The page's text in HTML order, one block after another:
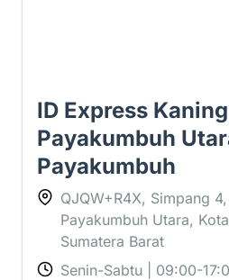
ID Express
Payakumbuh
Payakumbuh
QJQW+R4X, Simpang
Payakumbuh Utara,
Sumatera Barat
Senin-Sabtu | 09:00-